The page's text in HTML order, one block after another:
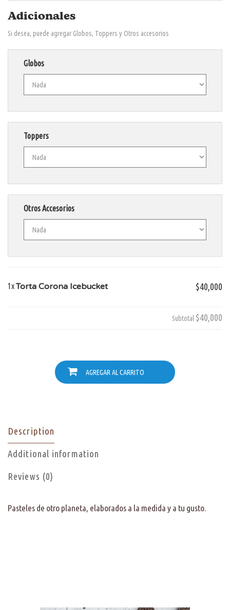
Adicionales
Si desea, puede agregar Globos, Toppers y Otros accesorios
Globos
Toppers
Otros Accesorios
1xTorta Corona Icebucket $40,000
Subtotal $40,000
AGREGAR AL CARRITO
Description
Additional information
Reviews (0)
Pasteles de otro planeta, elaborados a la medida y a tu gusto.